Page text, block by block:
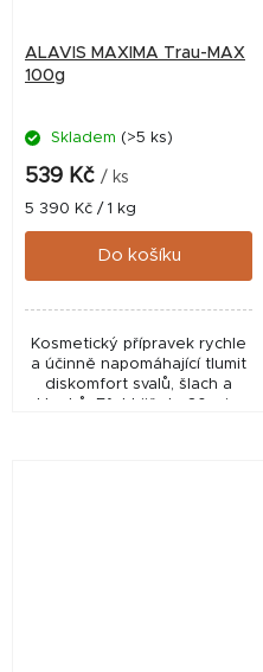
ALAVIS MAXIMA Trau-MAX
100g
Skladem (>5 ks)
539 Kč / ks
Měrná
cena:
5 390 Kč / 1 kg
Do košíku
Kosmetický přípravek rychle
a účinně napomáhající tlumit
diskomfort svalů, šlach a